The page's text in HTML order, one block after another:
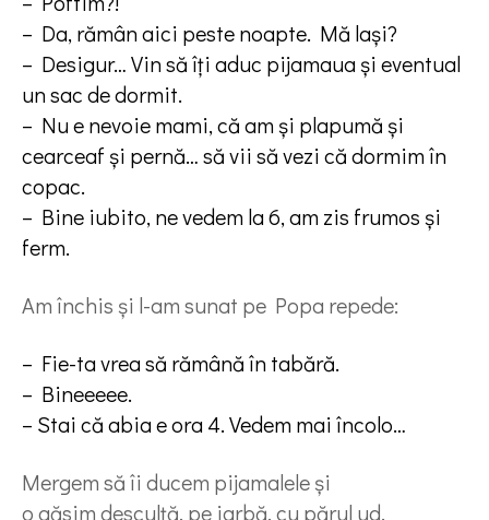
– Da, rămân aici peste noapte. Mă lași?
– Desigur… Vin să îți aduc pijamaua și eventual
un sac de dormit.
– Nu e nevoie mami, că am și plapumă și
cearceaf și pernă… să vii să vezi că dormim în
copac.
– Bine iubito, ne vedem la 6, am zis frumos și
ferm.
Am închis și l-am sunat pe Popa repede:
– Fie-ta vrea să rămână în tabără.
– Bineeeee.
– Stai că abia e ora 4. Vedem mai încolo…
Mergem să îi ducem pijamalele și
o găsim desculță, pe iarbă, cu părul ud.